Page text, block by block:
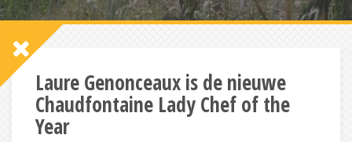
Laure Genonceaux is de nieuwe
Chaudfontaine Lady Chef of the
Year